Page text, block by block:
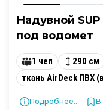
Надувной
под водомет
1 чел 290 см
ткань AirDeck ПВХ
Подробнее... В